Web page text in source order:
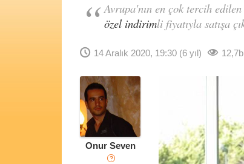
Avrupa'nın en çok tercih
özel indirimli fiyatıyla satışa
14 Aralık 2020, 19:30 (6 yıl) 12,7b
Onur Seven
?